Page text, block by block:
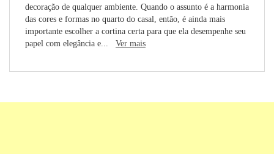
decoração de qualquer ambiente. Quando o assunto é a harmonia
das cores e formas no quarto do casal, então, é ainda mais
importante escolher a cortina certa para que ela desempenhe seu
papel com elegância e... Ver mais